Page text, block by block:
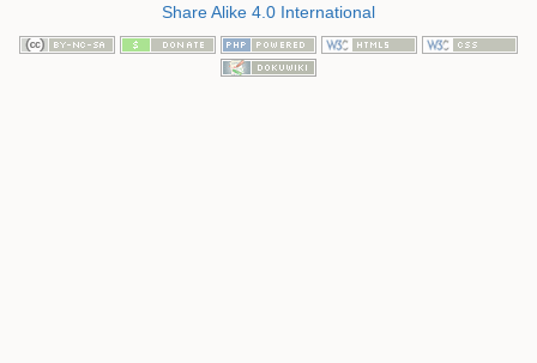
Share Alike 4.0 International